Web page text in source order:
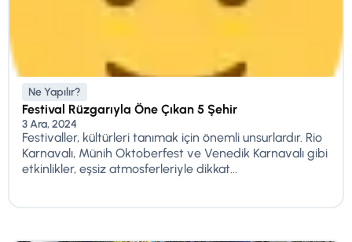
Ne Yapılır?
Festival Rüzgarıyla Öne Çıkan 5 Şehir
3 Ara, 2024
Festivaller, kültürleri tanımak için önemli unsurlardır. Rio
Karnavalı, Münih Oktoberfest ve Venedik Karnavalı gibi
etkinlikler, eşsiz atmosferleriyle dikkat...